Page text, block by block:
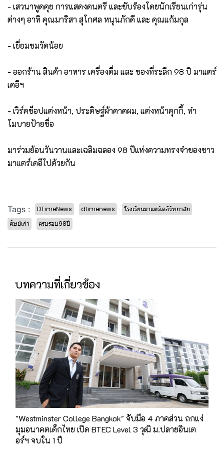
- เสวนาพูดคุย การแสดงดนตรี และขับร้องโดยนักเรียนเก่ารุ่น
ต่างๆ อาทิ คุณมาริสา สุโกศล หนุนภักดี และ คุณแก้มกุล
- เยี่ยมชมวัดน้อย
- ออกร้าน สินค้า อาหาร เครื่องดื่ม และ ของที่ระลึก 98 ปี มาแตร์
เดอีฯ
- เวิร์คช็อปแต่งหน้า, ประดิษฐ์ผ้าคาดผม, แต่งหน้าคุกกี้, ทำ
โมบายป้ายชื่อ
มาร่วมย้อนวันวานและเฉลิมฉลอง 98 ปีแห่งความทรงจำของชาว
มาแตร์เดอีไปด้วยกัน
Tags : DTimeNews dtimenews
โรงเรียนมาแตร์เดอีวิทยาลัย
ศิษย์เก่า
ครบรอบ98ปี
บทความที่เกี่ยวข้อง
"Westminster College Bangkok" จับมือ 4 ภาคส่วน ถกแง่
มุมอนาคตเด็กไทย เปิด BTEC Level 3 วุฒิ ม.ปลายอินเต
อร์ฯ จบใน 1 ปี